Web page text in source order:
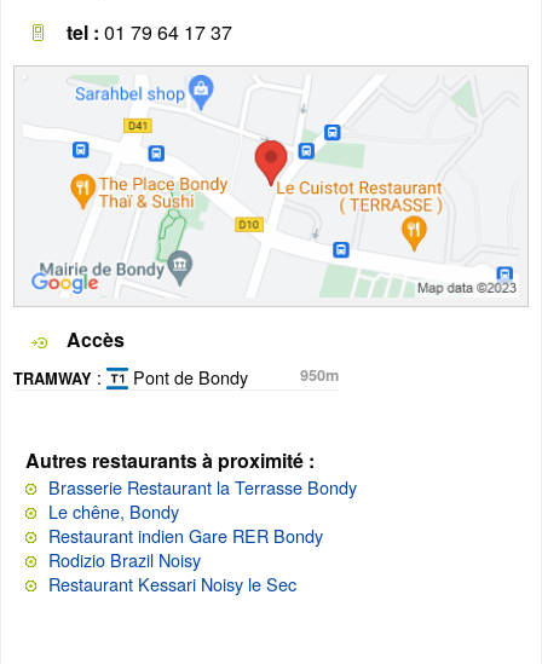
tel : 01 79 64 17 37
Accès
TRAMWAY : Pont de Bondy 950m
Autres restaurants à proximité :
Brasserie Restaurant la Terrasse Bondy
Le chêne, Bondy
Restaurant indien Gare RER Bondy
Rodizio Brazil Noisy
Restaurant Kessari Noisy le Sec